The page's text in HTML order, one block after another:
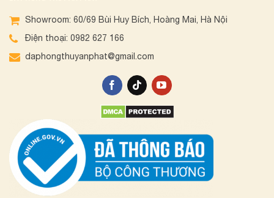
Showroom: 60/69 Bùi Huy Bích, Hoàng Mai, Hà Nội
Điện thoại: 0982 627 166
daphongthuyanphat@gmail.com